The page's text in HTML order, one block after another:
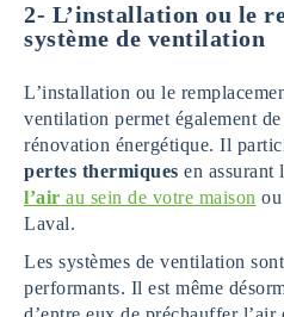
2- L’installation ou le
système de ventilation
L’installation ou le
ventilation permet également
rénovation énergétique. Il
pertes thermiques en assurant
l’air au sein de votre maison
Laval.
Les systèmes de ventilation
performants. Il est même